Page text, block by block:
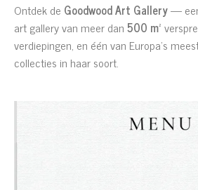
Ontdek de Goodwood Art Gallery—
art gallery van meer dan500 m²
verdiepingen, en één van Europa’s
collecties in haar soort.